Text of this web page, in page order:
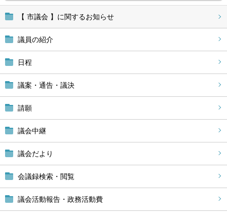
【 市議会 】に関するお知らせ
議員の紹介
日程
議案・通告・議決
請願
議会中継
議会だより
会議録検索・閲覧
議会活動報告・政務活動費